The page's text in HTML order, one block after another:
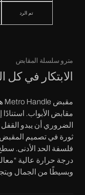
تم الرد
مترو سلسلة المقابض
الابتكار في كل
مقابض الأبواب.
الضروري أن يبدو
ثورة في تصميم المقبض
فلسفة الحد الأدنى.
وبسيطًا من الجمال